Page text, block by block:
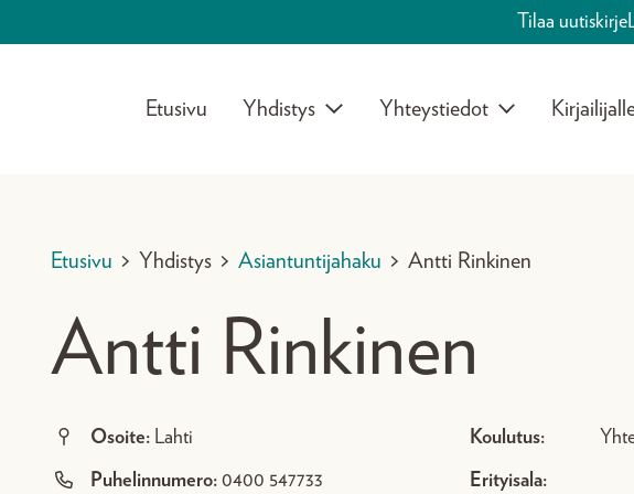
Tilaa uutiskirje
Etusivu Yhdistys Yhteystiedot
Etusivu > Yhdistys > Asiantuntijahaku > Antti Rinkinen
Antti Rinkinen
Osoite: Lahti
Puhelinnumero: 0400 547733
Koulutus:
Erityisala: